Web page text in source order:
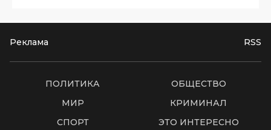
Реклама RSS
ПОЛИТИКА
ОБЩЕСТВО
МИР
КРИМИНАЛ
СПОРТ
ЭТО ИНТЕРЕСНО